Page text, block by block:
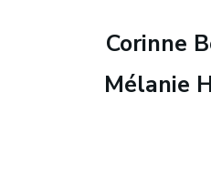
Corinne
Mélanie